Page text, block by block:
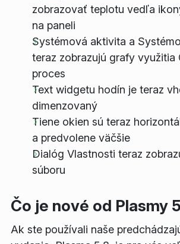
zobrazovať teplotu vedľa
na paneli
Systémová aktivita a
teraz zobrazujú grafy využitia
proces
Text widgetu hodín je teraz
dimenzovaný
Tiene okien sú teraz
a predvolene väčšie
Dialóg Vlastnosti teraz
súboru
Čo je nové od Plasmy
Ak ste používali naše